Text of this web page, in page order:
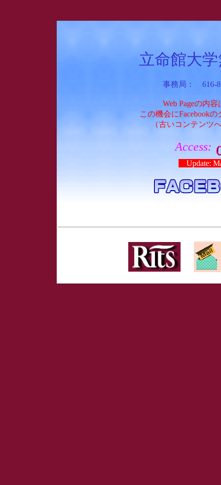
立命館大
事務局： 616-
Web Pageの内
この機会にFacebook
（古いコンテンツ
Access:
Update: